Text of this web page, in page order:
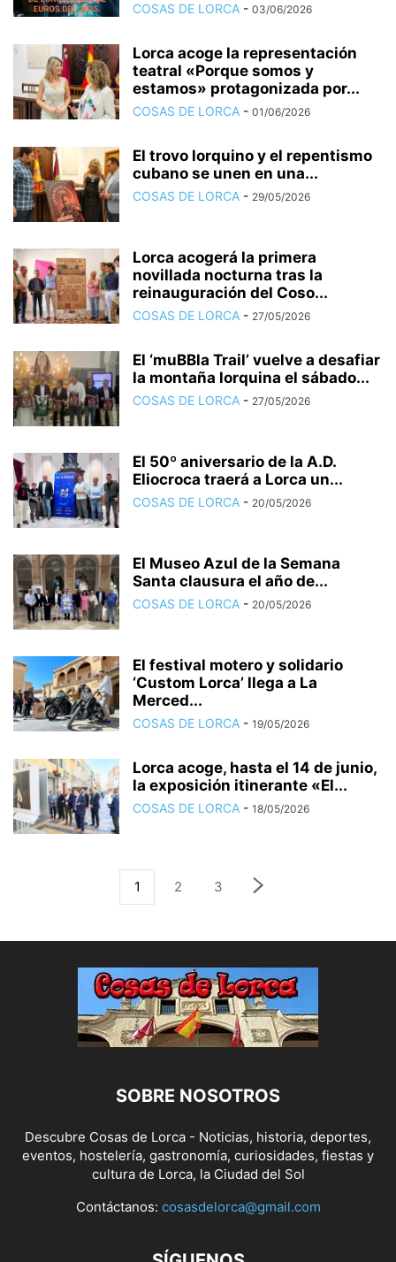
COSAS DE LORCA - 03/06/2026
Lorca acoge la representación
teatral «Porque somos y
estamos» protagonizada por...
COSAS DE LORCA - 01/06/2026
El trovo lorquino y el repentismo
cubano se unen en una...
COSAS DE LORCA - 29/05/2026
Lorca acogerá la primera
novillada nocturna tras la
reinauguración del Coso...
COSAS DE LORCA - 27/05/2026
El ‘muBBla Trail’ vuelve a desafiar
la montaña lorquina el sábado...
COSAS DE LORCA - 27/05/2026
El 50º aniversario de la A.D.
Eliocroca traerá a Lorca un...
COSAS DE LORCA - 20/05/2026
El Museo Azul de la Semana
Santa clausura el año de...
COSAS DE LORCA - 20/05/2026
El festival motero y solidario
‘Custom Lorca’ llega a La
Merced...
COSAS DE LORCA - 19/05/2026
Lorca acoge, hasta el 14 de junio,
la exposición itinerante «El...
COSAS DE LORCA - 18/05/2026
1 2 3
SOBRE NOSOTROS
Descubre Cosas de Lorca - Noticias, historia, deportes,
eventos, hostelería, gastronomía, curiosidades, fiestas y
cultura de Lorca, la Ciudad del Sol
Contáctanos: cosasdelorca@gmail.com